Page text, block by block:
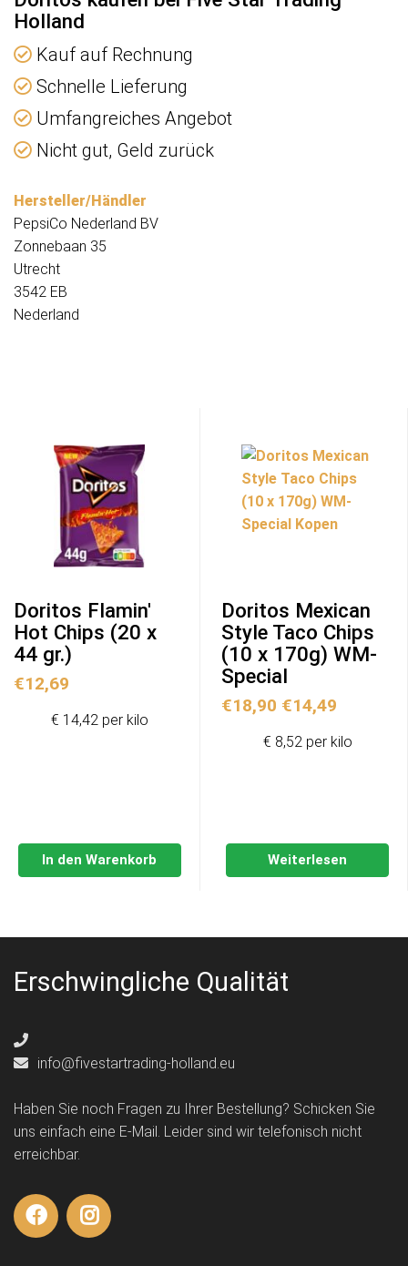
Holland
Kauf auf Rechnung
Schnelle Lieferung
Umfangreiches Angebot
Nicht gut, Geld zurück
Hersteller/Händler
PepsiCo Nederland BV
Zonnebaan 35
Utrecht
3542 EB
Nederland
Do­ri­tos Flamin'
Hot Chips (20 x
44 gr.)
€12,69
In den Warenkorb
€ 14,42 per kilo
Doritos Mexican
Style Taco Chips
(10 x 170g) WM-
Special
€18,90 Ursprünglicher
war:
€14,49
ist:
Weiterlesen
€ 8,52 per kilo
Erschwingliche Qualität
info@fivestartrading-holland.eu
Haben Sie noch Fragen zu Ihrer Bestellung? Schicken Sie
uns einfach eine E-Mail. Leider sind wir telefonisch nicht
erreichbar.